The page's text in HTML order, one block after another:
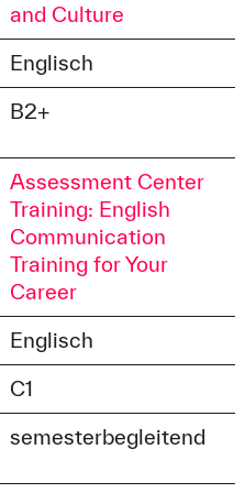
and Culture
Englisch
B2+
Assessment Center
Training: English
Communication
Training for Your
Career
Englisch
C1
semesterbegleitend